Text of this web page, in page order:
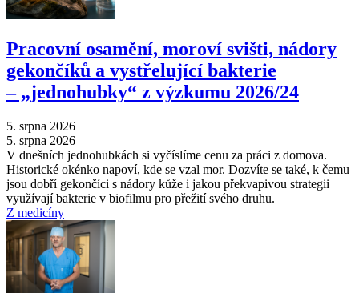
Pracovní osamění, moroví svišti, nádory
gekončíků a vystřelující bakterie
–⁠ „jednohubky“ z výzkumu 2026/24
5. srpna 2026
5. srpna 2026
V dnešních jednohubkách si vyčíslíme cenu za práci z domova.
Historické okénko napoví, kde se vzal mor. Dozvíte se také, k čemu
jsou dobří gekončíci s nádory kůže i jakou překvapivou strategii
využívají bakterie v biofilmu pro přežití svého druhu.
Z medicíny